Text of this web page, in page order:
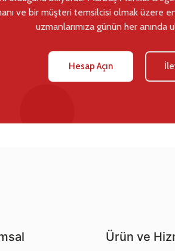
ve bir müşteri temsilcisi olmak üzere
uzmanlarımıza günün her anında
Hesap Açın
Ürün ve